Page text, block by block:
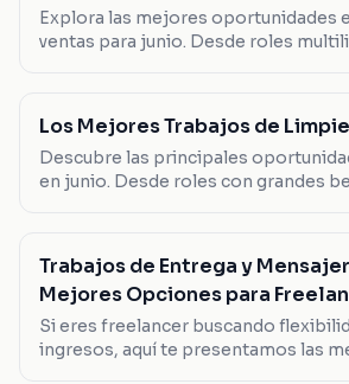
Explora las mejores oportunidades
ventas para junio. Desde roles
Los Mejores Trabajos de
Descubre las principales
en junio. Desde roles con grandes
Trabajos de Entrega y
Mejores Opciones para
Si eres freelancer buscando
ingresos, aquí te presentamos las